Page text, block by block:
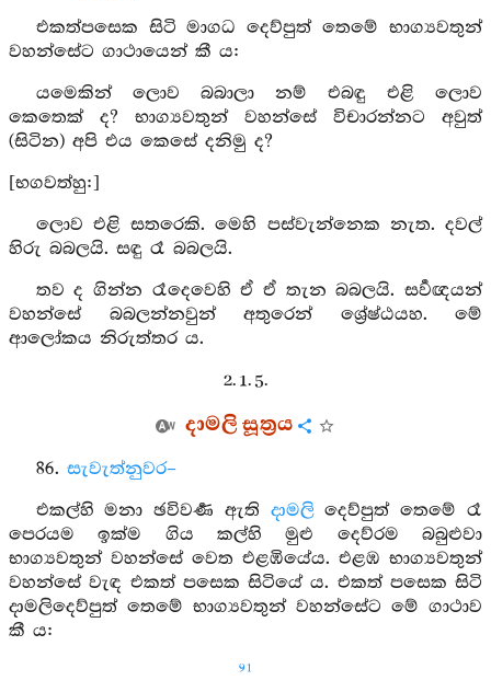
එකත්පසෙක සිටි මාගධ දෙව්පුත් තෙමේ භාග්‍යවතුන්
වහන්සේට ගාථායෙන් කී ය:
යමෙකින් ලොව බබාලා නම් එබඳු එළි ලොව
කෙතෙක් ද? භාග්‍යවතුන් වහන්සේ විචාරන්නට අවුත්
(සිටින) අපි එය කෙසේ දනිමු ද?
[භගවත්හු:]
ලොව එළි සතරෙකි. මෙහි පස්වැන්නෙක නැත. දවල්
හිරු බබලයි. සඳු රෑ බබලයි.
තව ද ගින්න රෑදෙවෙහි ඒ ඒ තැන බබලයි. සර්‍වඥයන්
වහන්සේ බබලන්නවුන් අතුරෙන් ශ්‍රේෂ්ඨයහ. මේ
ආලෝකය නිරුත්තර ය.
2. 1. 5.
දාමලි සූත්‍රය
86. සැවැත්නුවර–
එකල්හි මනා ඡවිවර්‍ණ ඇති දාමලිදෙව්පුත් තෙමේ රෑ
පෙරයම ඉක්ම ගිය කල්හි මුළු දෙව්රම බබුළුවා
භාග්‍යවතුන් වහන්සේ වෙත එළඹියේය. එළඹ භාග්‍යවතුන්
වහන්සේ වැඳ එකත් පසෙක සිටියේ ය. එකත් පසෙක සිටි
දාමලිදෙව්පුත් තෙමේ භාග්‍යවතුන් වහන්සේට මේ ගාථාව
කී ය:
91